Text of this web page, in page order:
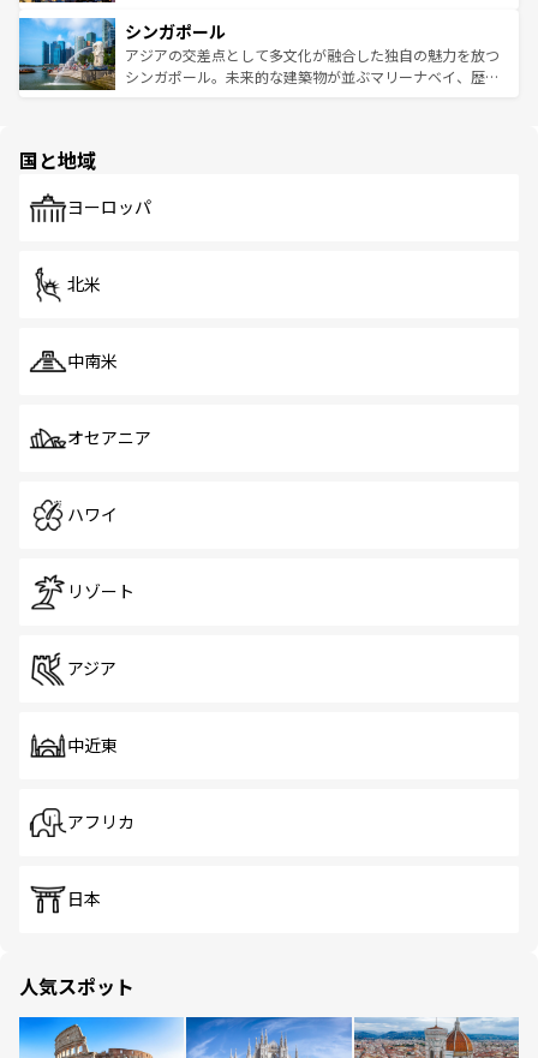
参照してほしい。
激する。気候は一年中温暖で、どの季節にも異なる楽しみ
が待っている。親しみやすいタイの人々、仏教を中心とし
た文化、そして多様な観光資源が、訪れる旅人を魅了し続
み、どこを訪れても感動するはず。観光スポットが密集し
ており、効率よく見どころを回れるのも魅力。息をのむよ
うな絶景から文化的な体験まで、香港を存分に楽しみ尽く
シンガポール
アジアの交差点として多文化が融合した独自の魅力を放つ
シンガポール。未来的な建築物が並ぶマリーナベイ、歴史
で、ホーカーズは地元の風情を楽しめる外せないスポット
国と地域
ヨーロッパ
北米
中南米
オセアニア
ハワイ
リゾート
アジア
中近東
アフリカ
日本
人気スポット